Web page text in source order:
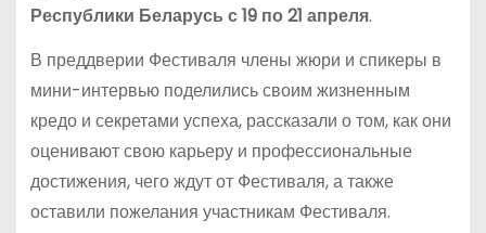
Республики Беларусь с 19 по 21 апреля.
В преддверии Фестиваля члены жюри и спикеры в
мини-интервью поделились своим жизненным
кредо и секретами успеха, рассказали о том, как они
оценивают свою карьеру и профессиональные
достижения, чего ждут от Фестиваля, а также
оставили пожелания участникам Фестиваля.